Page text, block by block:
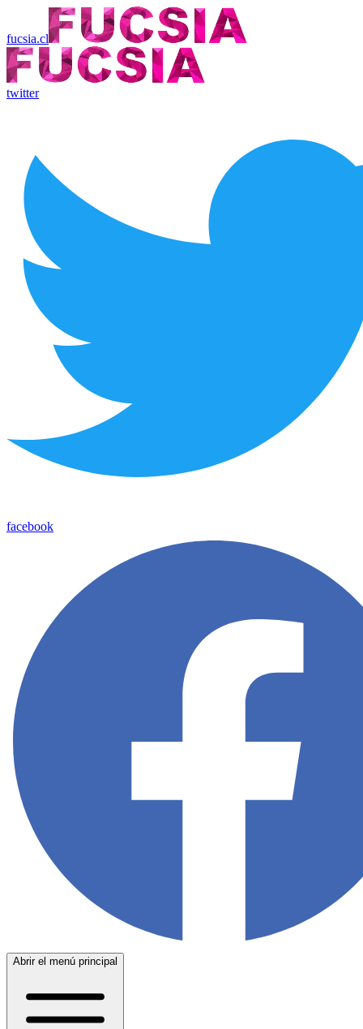
fucsia.cl
twitter
facebook
Abrir el menú principal